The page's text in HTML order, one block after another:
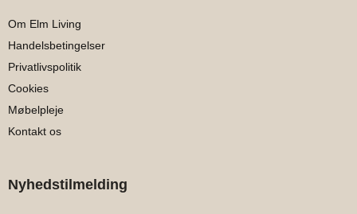
Om Elm Living
Handelsbetingelser
Privatlivspolitik
Cookies
Møbelpleje
Kontakt os
Nyhedstilmelding